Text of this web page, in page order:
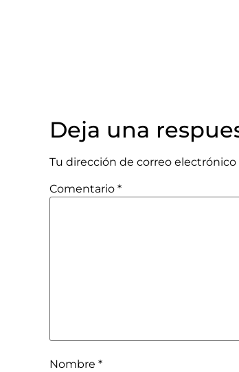
Deja una
Tu dirección de correo electrónico
Comentario *
Nombre *